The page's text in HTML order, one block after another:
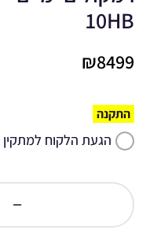
10HB
₪8499
התקנה
הגעת הלקוח למתקין